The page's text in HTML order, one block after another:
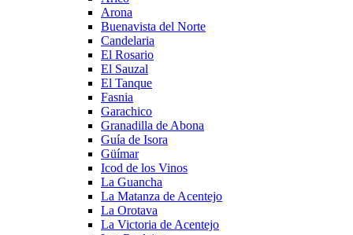
Arona
Buenavista del Norte
Candelaria
El Rosario
El Sauzal
El Tanque
Fasnia
Garachico
Granadilla de Abona
Guía de Isora
Güímar
Icod de los Vinos
La Guancha
La Matanza de Acentejo
La Orotava
La Victoria de Acentejo